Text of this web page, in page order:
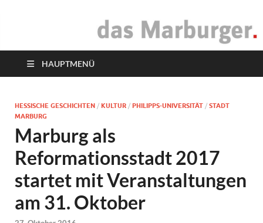
das Marburger.
HAUPTMENÜ
HESSISCHE GESCHICHTEN / KULTUR / PHILIPPS-UNIVERSITÄT / STADT
MARBURG
Marburg als
Reformationsstadt 2017
startet mit Veranstaltungen
am 31. Oktober